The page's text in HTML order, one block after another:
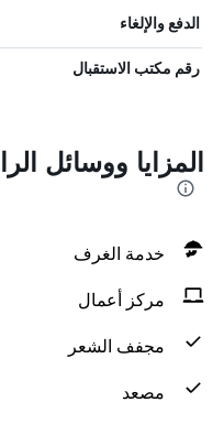
الدفع والإلغاء
رقم مكتب الاستقبال
المزايا ووسائل
خدمة الغرف
مركز أعمال
مجفف الشعر
مصعد